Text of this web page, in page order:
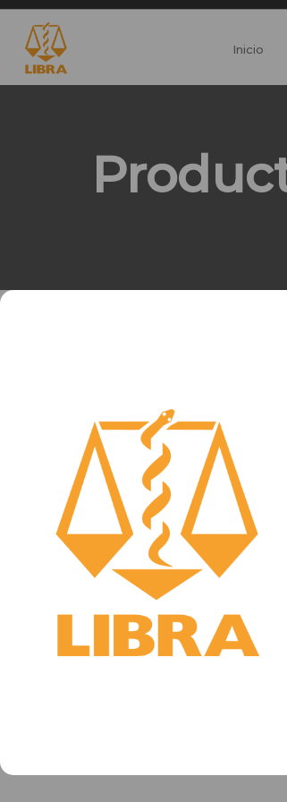
Inicio